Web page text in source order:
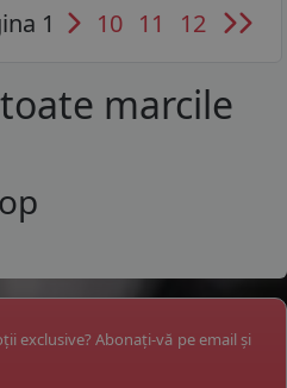
1 10 11 12
marcile
exclusive? Abonați-vă pe email și